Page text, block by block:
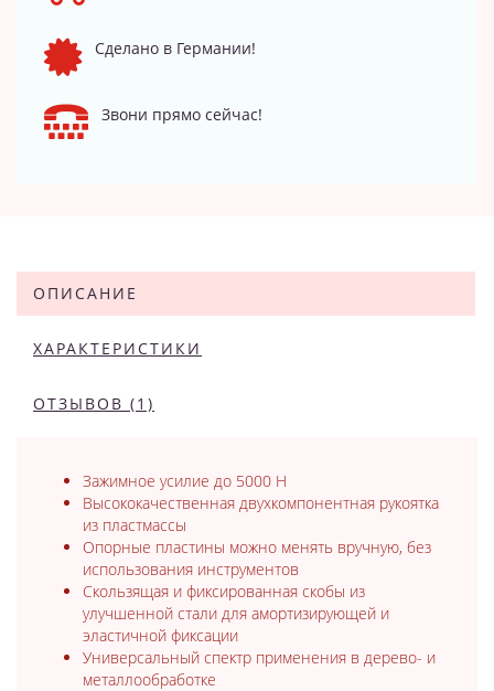
Сделано в Германии!
Звони прямо сейчас!
ОПИСАНИЕ
ХАРАКТЕРИСТИКИ
ОТЗЫВОВ (1)
Зажимное усилие до 5000 Н
Высококачественная двухкомпонентная рукоятка
из пластмассы
Опорные пластины можно менять вручную, без
использования инструментов
Скользящая и фиксированная скобы из
улучшенной стали для амортизирующей и
эластичной фиксации
Универсальный спектр применения в дерево- и
металлообработке